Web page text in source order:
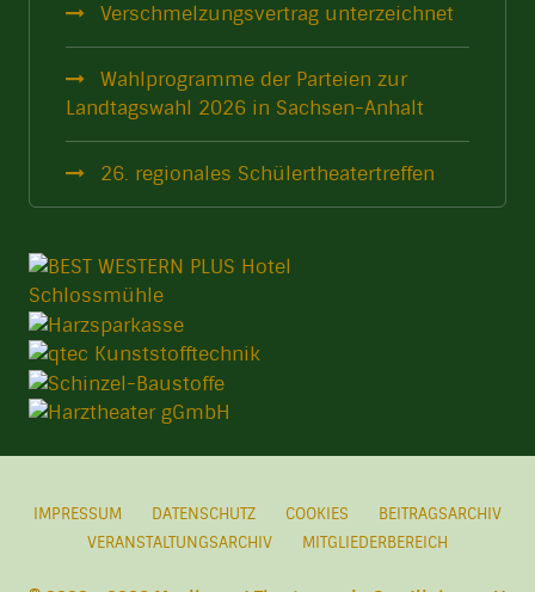
Verschmelzungsvertrag unterzeichnet
Wahlprogramme der Parteien zur
Landtagswahl 2026 in Sachsen-Anhalt
26. regionales Schülertheatertreffen
IMPRESSUM DATENSCHUTZ COOKIES
BEITRAGSARCHIV
VERANSTALTUNGSARCHIV
MITGLIEDERBEREICH